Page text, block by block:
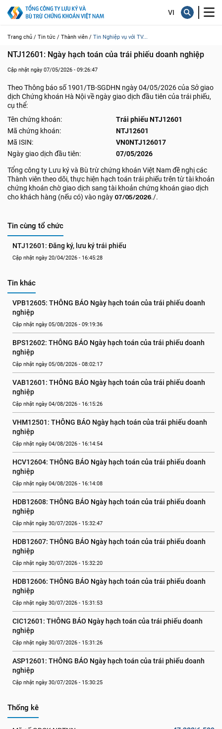
Trang chủ / Tin tức / Thành viên / Tin Nghiệp vụ với TV...
NTJ12601: Ngày hạch toán của trái phiếu doanh nghiệp
Cập nhật ngày 07/05/2026 - 09:26:47
Theo Thông báo số 1901/TB-SGDHN ngày 04/05/2026 của Sở giao
dịch Chứng khoán Hà Nội về ngày giao dịch đầu tiên của trái phiếu,
cụ thể:
Tên chứng khoán:
Trái phiếu NTJ12601
Mã chứng khoán:
NTJ12601
Mã ISIN:
VN0NTJ126017
Ngày giao dịch đầu tiên:
07/05/2026
Tổng công ty Lưu ký và Bù trừ chứng khoán Việt Nam đề nghị các
Thành viên theo dõi, thực hiện hạch toán trái phiếu trên từ tài khoản
chứng khoán chờ giao dịch sang tài khoản chứng khoán giao dịch
cho khách hàng (nếu có) vào ngày 07/05/2026./.
Tin cùng tổ chức
NTJ12601: Đăng ký, lưu ký trái phiếu
Cập nhật ngày 20/04/2026 - 16:45:28
Tin khác
VPB12605: THÔNG BÁO Ngày hạch toán của trái phiếu doanh
nghiệp
Cập nhật ngày 05/08/2026 - 09:19:36
BPS12602: THÔNG BÁO Ngày hạch toán của trái phiếu doanh
nghiệp
Cập nhật ngày 05/08/2026 - 08:02:17
VAB12601: THÔNG BÁO Ngày hạch toán của trái phiếu doanh
nghiệp
Cập nhật ngày 04/08/2026 - 16:15:26
VHM12501: THÔNG BÁO Ngày hạch toán của trái phiếu doanh
nghiệp
Cập nhật ngày 04/08/2026 - 16:14:54
HCV12604: THÔNG BÁO Ngày hạch toán của trái phiếu doanh
nghiệp
Cập nhật ngày 04/08/2026 - 16:14:08
HDB12608: THÔNG BÁO Ngày hạch toán của trái phiếu doanh
nghiệp
Cập nhật ngày 30/07/2026 - 15:32:47
HDB12607: THÔNG BÁO Ngày hạch toán của trái phiếu doanh
nghiệp
Cập nhật ngày 30/07/2026 - 15:32:20
HDB12606: THÔNG BÁO Ngày hạch toán của trái phiếu doanh
nghiệp
Cập nhật ngày 30/07/2026 - 15:31:53
CIC12601: THÔNG BÁO Ngày hạch toán của trái phiếu doanh
nghiệp
Cập nhật ngày 30/07/2026 - 15:31:26
ASP12601: THÔNG BÁO Ngày hạch toán của trái phiếu doanh
nghiệp
Cập nhật ngày 30/07/2026 - 15:30:25
Thống kê